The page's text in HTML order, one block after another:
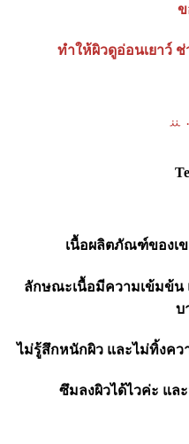
ข
ทำให้ผิวดูอ่อนเยาว์ ช่
ꕁ
เนื้อผลิตภัณฑ์ของเข
ลักษณะเนื้อมีความเข้มข้น
บ
ไม่รู้สึกหนักผิว และไม่ทิ้งคว
ซึมลงผิวได้ไวค่ะ แล